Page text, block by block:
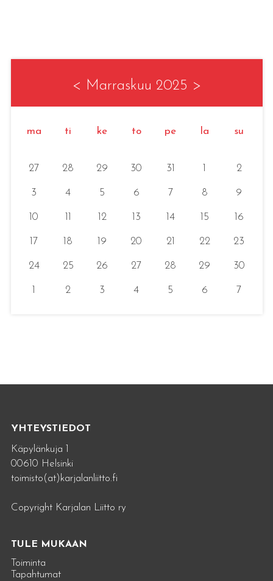
< Marraskuu 2025 >
ma ti ke to pe la su
27 28 29 30 31 2
3 4 5 6 7 8 9
10 12 13 14 15 16
17 18 19 20 21 22 23
24 25 26 27 28 29 30
2 3 4 5 6 7
YHTEYSTIEDOT
Käpylänkuja 1
00610 Helsinki
toimisto(at)karjalanliitto.fi
Copyright Karjalan Liitto ry
TULE MUKAAN
Toiminta
Tapahtumat